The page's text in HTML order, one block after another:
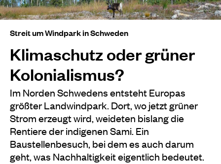
Streit um Windpark in Schweden
Klimaschutz oder grüner
Kolonialismus?
Im Norden Schwedens entsteht Europas
größter Landwindpark. Dort, wo jetzt grüner
Strom erzeugt wird, weideten bislang die
Rentiere der indigenen Sami. Ein
Baustellenbesuch, bei dem es auch darum
geht, was Nachhaltigkeit eigentlich bedeutet.